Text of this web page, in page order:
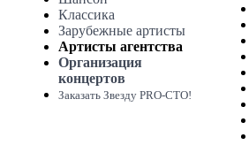
Классика
Зарубежные артисты
Артисты агентства
Организация
концертов
Заказать Звезду PRO-СТО!